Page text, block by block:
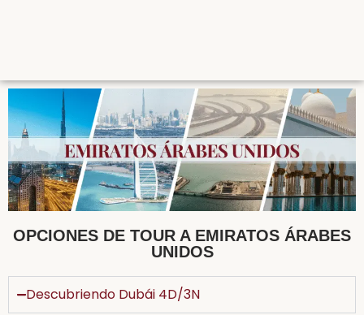
OPCIONES DE TOUR A EMIRATOS ÁRABES
UNIDOS
Descubriendo Dubái 4D/3N